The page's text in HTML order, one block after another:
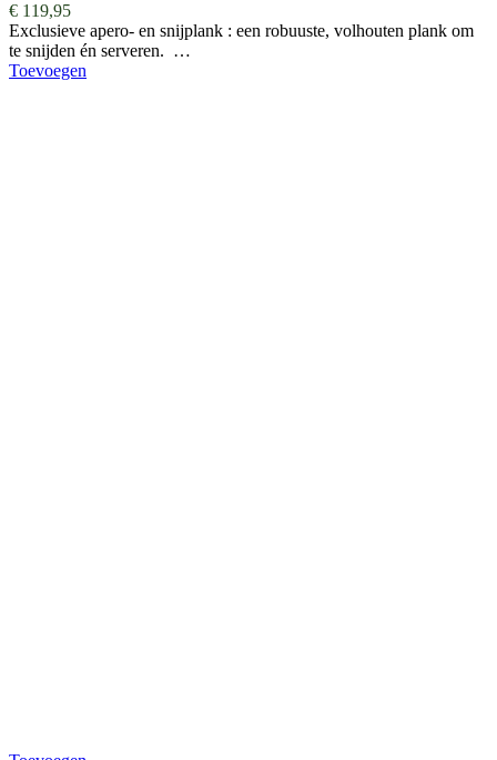
€ 119,95
Exclusieve apero- en snijplank : een robuuste, volhouten plank om
te snijden én serveren. …
Toevoegen